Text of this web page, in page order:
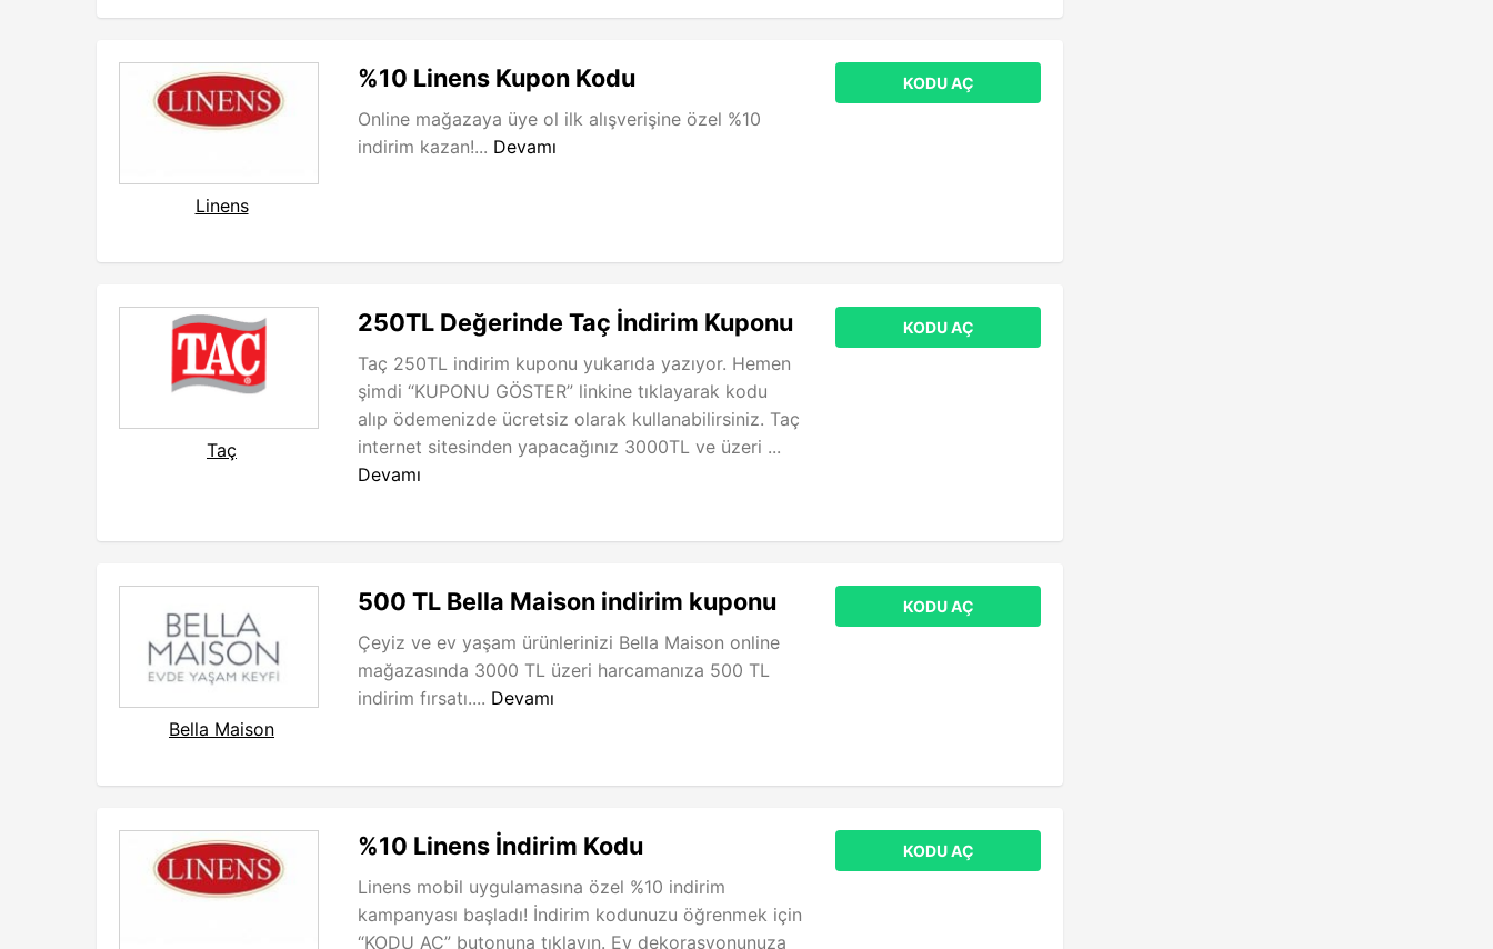
Linens
%10 Linens Kupon Kodu
Online mağazaya üye ol ilk alışverişine özel %10
indirim kazan!... Devamı
KODU AÇ
Taç
250TL Değerinde Taç İndirim Kuponu
Taç 250TL indirim kuponu yukarıda yazıyor. Hemen
şimdi “KUPONU GÖSTER” linkine tıklayarak kodu
alıp ödemenizde ücretsiz olarak kullanabilirsiniz. Taç
internet sitesinden yapacağınız 3000TL ve üzeri ...
Devamı
KODU AÇ
Bella Maison
500 TL Bella Maison indirim kuponu
Çeyiz ve ev yaşam ürünlerinizi Bella Maison online
mağazasında 3000 TL üzeri harcamanıza 500 TL
indirim fırsatı.... Devamı
KODU AÇ
%10 Linens İndirim Kodu
Linens mobil uygulamasına özel %10 indirim
kampanyası başladı! İndirim kodunuzu öğrenmek için
“KODU AÇ” butonuna tıklayın. Ev dekorasyonunuza
KODU AÇ